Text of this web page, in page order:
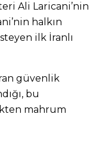
Ali Laricani’nin
halkın
ilk İranlı
güvenlik
bu
mahrum